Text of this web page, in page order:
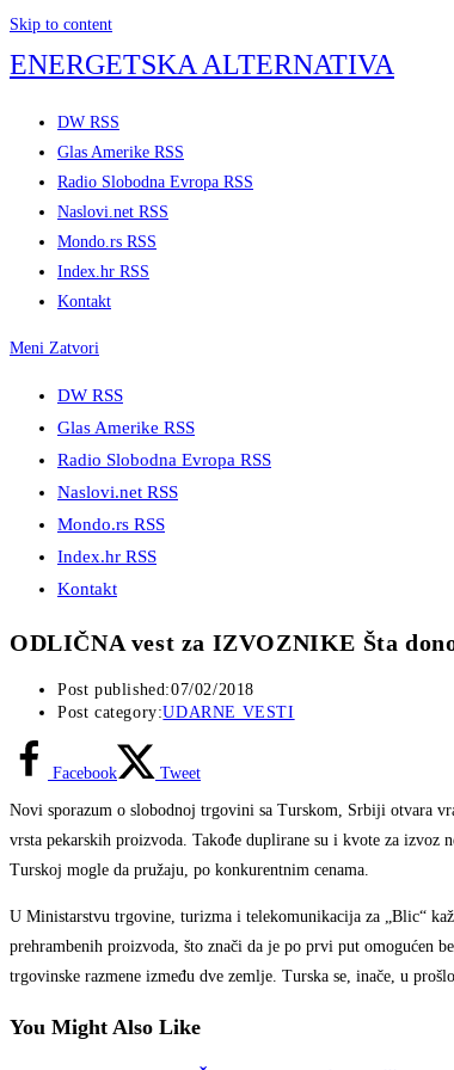
Skip to content
ENERGETSKA ALTERNATIVA
DW RSS
Glas Amerike RSS
Radio Slobodna Evropa RSS
Naslovi.net RSS
Mondo.rs RSS
Index.hr RSS
Kontakt
Meni Zatvori
DW RSS
Glas Amerike RSS
Radio Slobodna Evropa RSS
Naslovi.net RSS
Mondo.rs RSS
Index.hr RSS
Kontakt
ODLIČNA vest za IZVOZNIKE Šta
Post published:07/02/2018
Post category:UDARNE VESTI
Facebook Tweet
Novi sporazum o slobodnoj trgovini sa Turskom, Srbiji otvara
vrsta pekarskih proizvoda. Takođe duplirane su i kvote za
Turskoj mogle da pružaju, po konkurentnim cenama.
U Ministarstvu trgovine, turizma i telekomunikacija za „Blic“
prehrambenih proizvoda, što znači da je po prvi put omogućen
trgovinske razmene između dve zemlje. Turska se, inače, u
You Might Also Like